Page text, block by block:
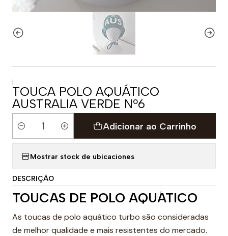
|
TOUCA POLO AQUÁTICO
AUSTRALIA VERDE Nº6
Quantidade
Adicionar ao Carrinho
Mostrar stock de ubicaciones
DESCRIÇÃO
TOUCAS DE POLO AQUÁTICO
As toucas de polo aquático turbo são consideradas
de melhor qualidade e mais resistentes do mercado.